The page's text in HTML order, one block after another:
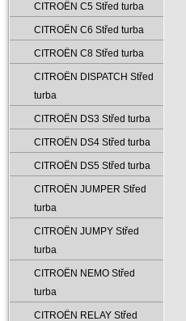
CITROËN C5 Střed turba
CITROËN C6 Střed turba
CITROËN C8 Střed turba
CITROËN DISPATCH Střed
turba
CITROËN DS3 Střed turba
CITROËN DS4 Střed turba
CITROËN DS5 Střed turba
CITROËN JUMPER Střed
turba
CITROËN JUMPY Střed
turba
CITROËN NEMO Střed
turba
CITROËN RELAY Střed